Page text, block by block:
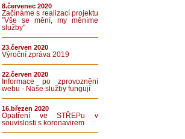
8.červenec 2020
Začínáme s realizací projektu
"Vše se mění, my měníme
služby"
23.červen 2020
Výroční zpráva 2019
22.červen 2020
Informace po zprovoznění
webu - Naše služby fungují
16.březen 2020
Opatření ve STŘEPu v
souvislosti s koronavirem